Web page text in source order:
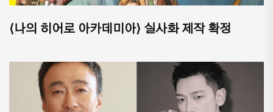
⟨나의 히어로 아카데미아⟩ 실사화 제작 확정